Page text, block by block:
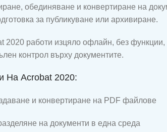
обединяване и конвертиране на
за публикуване или архивиране.
2020 работи изцяло офлайн, без
контрол върху документите.
На Acrobat 2020:
и конвертиране на PDF файлове
на документи в една среда